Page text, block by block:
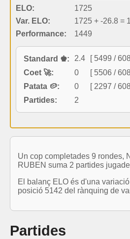
ELO:
1725
Var. ELO:
1725 + -26.8 =
Performance:
1449
Standard ♚: 2.4
[ 5499 /
Coet 🚀:
0
[ 5506 /
Patata 🥔:
0
[ 2297 /
Partides:
2
Un cop completades 9 rondes,
RUBEN suma 2 partides
El balanç ELO és d'una
posició 5142 del rànquing de
Partides